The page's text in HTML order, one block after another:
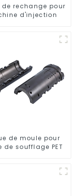
de rechange pour
d'injection
de moule pour
de soufflage PET